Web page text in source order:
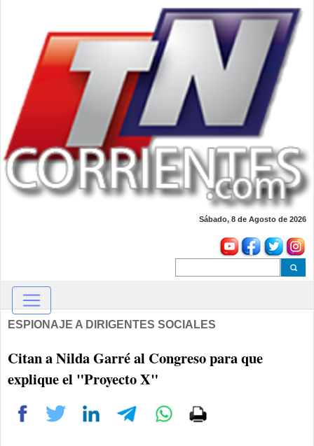
Sábado, 8 de Agosto de 2026
ESPIONAJE A DIRIGENTES SOCIALES
Citan a Nilda Garré al Congreso para que
explique el "Proyecto X"